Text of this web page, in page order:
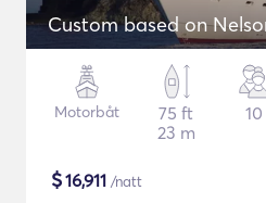
Custom based on
Motorbåt
75 ft
23 m
10
$16,911 /natt